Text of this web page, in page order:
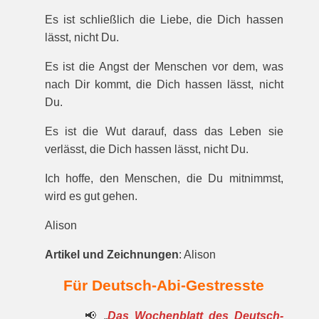
Es ist schließlich die Liebe, die Dich hassen
lässt, nicht Du.
Es ist die Angst der Menschen vor dem, was
nach Dir kommt, die Dich hassen lässt, nicht
Du.
Es ist die Wut darauf, dass das Leben sie
verlässt, die Dich hassen lässt, nicht Du.
Ich hoffe, den Menschen, die Du mitnimmst,
wird es gut gehen.
Alison
Artikel und Zeichnungen: Alison
Für Deutsch-Abi-Gestresste
📢 „Das Wochenblatt des Deutsch-